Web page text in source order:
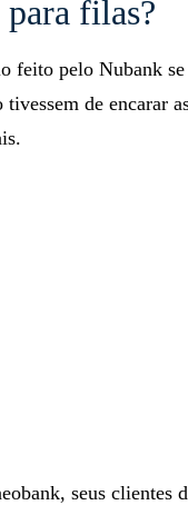
filas?
feito pelo Nubank
tivessem de encarar
seus clientes